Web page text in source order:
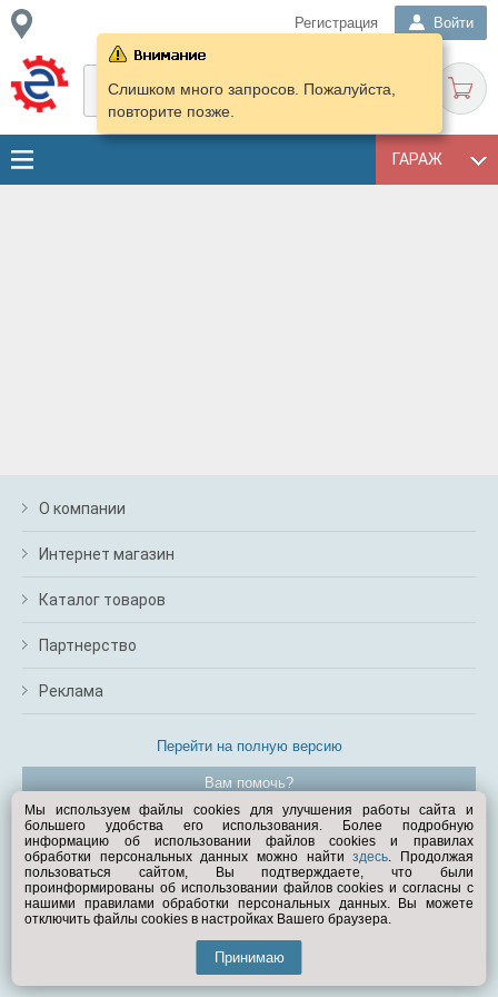
Регистрация Войти
ГАРАЖ
Слишком много запросов. Пожалуйста,
повторите позже.
О компании
Интернет магазин
Каталог товаров
Партнерство
Реклама
Перейти на полную версию
Вам помочь?
© Exist.ru 1998—2026
Мы используем файлы cookies для улучшения работы сайта и
большего удобства его использования. Более подробную
информацию об использовании файлов cookies и правилах
обработки персональных данных можно найтиздесь. Продолжая
пользоваться сайтом, Вы подтверждаете, что были
проинформированы об использовании файлов cookies и согласны с
нашими правилами обработки персональных данных. Вы можете
отключить файлы cookies в настройках Вашего браузера.
Принимаю